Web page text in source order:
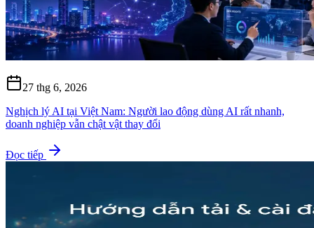
27 thg 6, 2026
Nghịch lý AI tại Việt Nam: Người lao động dùng AI rất nhanh,
doanh nghiệp vẫn chật vật thay đổi
Đọc tiếp